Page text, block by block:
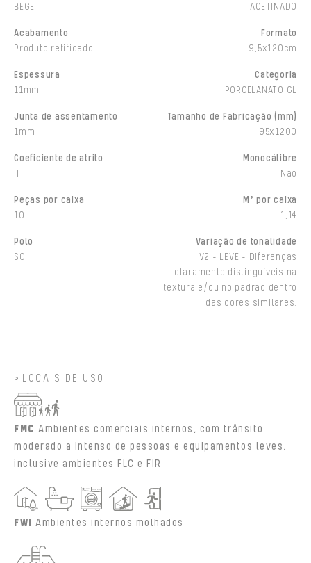
BEGE
ACETINADO
Acabamento
Produto retificado
Formato
9,5x120cm
Espessura
11mm
Categoria
PORCELANATO GL
Junta de assentamento
1mm
Tamanho de Fabricação (mm)
95x1200
Coeficiente de atrito
Monocálibre
Não
Peças por caixa
10
M² por caixa
1,14
Polo
SC
Variação de tonalidade
V2 - LEVE - Diferenças
claramente distinguíveis na
textura e/ou no padrão dentro
das cores similares.
LOCAIS DE USO
FMC Ambientes comerciais internos, com trânsito
moderado a intenso de pessoas e equipamentos leves,
inclusive ambientes FLC e FIR
FWI Ambientes internos molhados